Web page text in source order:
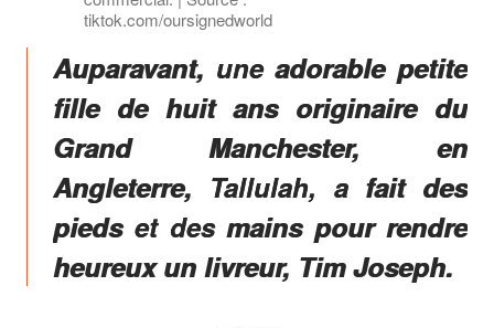
tiktok.com/oursignedworld
Auparavant, une adorable petite
fille de huit ans originaire du
Grand Manchester, en
Angleterre, Tallulah, a fait des
pieds et des mains pour rendre
heureux un livreur, Tim Joseph.